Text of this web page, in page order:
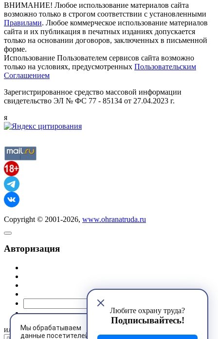
Мы обрабатываем
данные посетителей
Любите охрану труда?
Подписывайтесь!
ВНИМАНИЕ! Любое использование материалов сайта
возможно только в строгом соответствии с установленными
Правилами. Любое коммерческое использование материалов
сайта и их публикация в печатных изданиях допускается
только на основании договоров, заключенных в письменной
форме.
Использование Пользователем сервисов сайта возможно
только на условиях, предусмотренных Пользовательским
Соглашением
Зарегистрированное средство массовой информации
свидетельство ЭЛ № ФС 77 - 85134 от 27.04.2023 г.
я
Copyright © 2001-2026, www.ohranatruda.ru
Авторизация
или